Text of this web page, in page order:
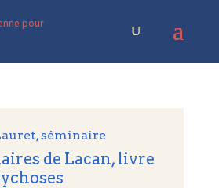
séminaire
de Lacan, livre